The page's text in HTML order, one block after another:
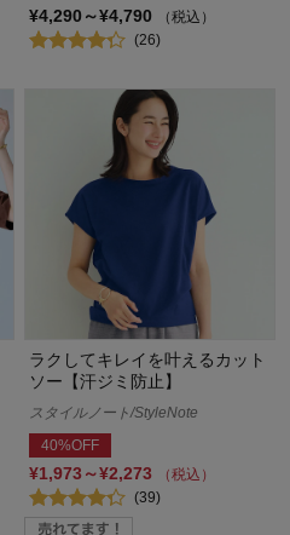
¥4,290～¥4,790
（税込）
(26)
ラクしてキレイを叶えるカット
ソー【汗ジミ防止】
スタイルノート/StyleNote
40%OFF
¥1,973～¥2,273
（税込）
(39)